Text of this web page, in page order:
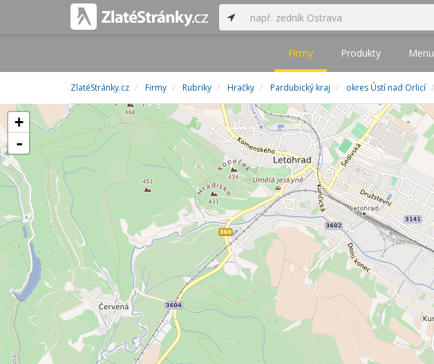
Firmy Produkty Menu
ZlatéStránky.cz Firmy Rubriky Hračky Pardubický kraj okres Ústí nad Orlicí
+
-